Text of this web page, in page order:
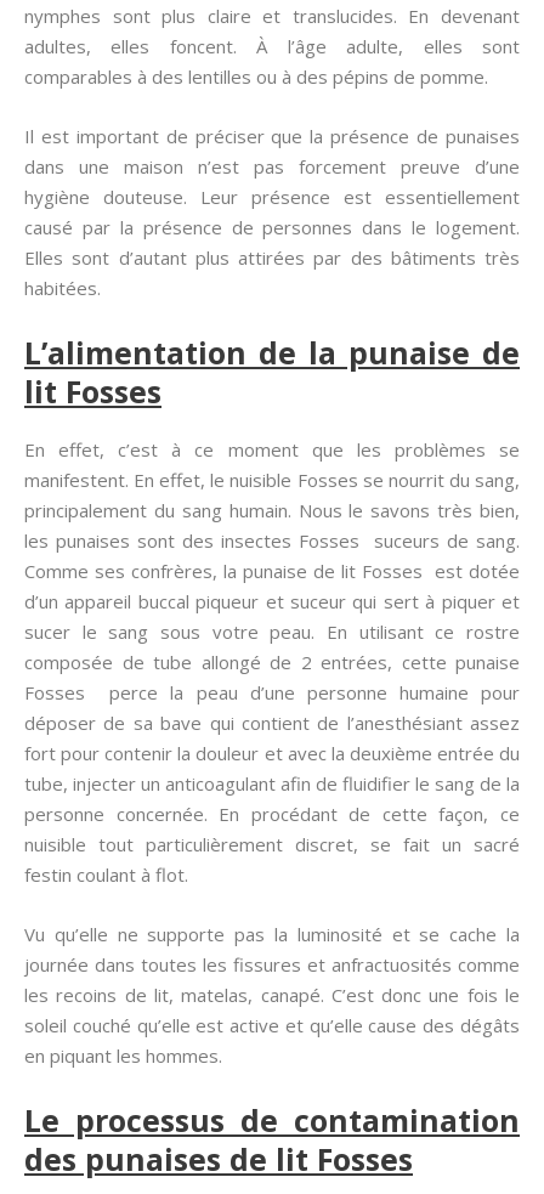
nymphes sont plus claire et translucides. En devenant
adultes, elles foncent. À l’âge adulte, elles sont
comparables à des lentilles ou à des pépins de pomme.
Il est important de préciser que la présence de punaises
dans une maison n’est pas forcement preuve d’une
hygiène douteuse. Leur présence est essentiellement
causé par la présence de personnes dans le logement.
Elles sont d’autant plus attirées par des bâtiments très
habitées.
L’alimentation de la punaise de
lit Fosses
En effet, c’est à ce moment que les problèmes se
manifestent. En effet, le nuisible Fosses se nourrit du sang,
principalement du sang humain. Nous le savons très bien,
les punaises sont des insectes Fosses suceurs de sang.
Comme ses confrères, la punaise de lit Fosses est dotée
d’un appareil buccal piqueur et suceur qui sert à piquer et
sucer le sang sous votre peau. En utilisant ce rostre
composée de tube allongé de 2 entrées, cette punaise
Fosses perce la peau d’une personne humaine pour
déposer de sa bave qui contient de l’anesthésiant assez
fort pour contenir la douleur et avec la deuxième entrée du
tube, injecter un anticoagulant afin de fluidifier le sang de la
personne concernée. En procédant de cette façon, ce
nuisible tout particulièrement discret, se fait un sacré
festin coulant à flot.
Vu qu’elle ne supporte pas la luminosité et se cache la
journée dans toutes les fissures et anfractuosités comme
les recoins de lit, matelas, canapé. C’est donc une fois le
soleil couché qu’elle est active et qu’elle cause des dégâts
en piquant les hommes.
Le processus de contamination
des punaises de lit Fosses